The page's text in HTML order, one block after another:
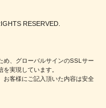
RESERVED.
め、グローバルサインのSSLサー
実現しています。
お客様にご記入頂いた内容は安全